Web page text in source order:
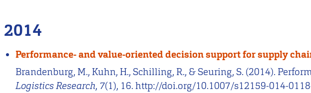
2014
Performance- and value-oriented decision support for supply
Brandenburg, M., Kuhn, H., Schilling, R., & Seuring, S. (2014).
Logistics Research, 7(1), 16. http://doi.org/10.1007/s12159-014-